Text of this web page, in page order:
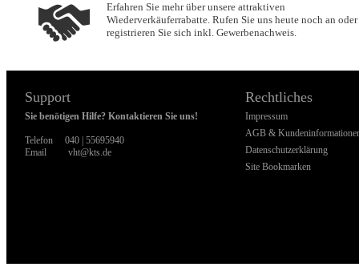
Erfahren Sie mehr über unsere attraktiven
Wiederverkäuferrabatte. Rufen Sie uns heute noch an oder
registrieren Sie sich inkl. Gewerbenachweis.
Support Rechtliches
Sie benötigen Hilfe? Kontaktieren Sie uns!
Telefon
040 | 55695940
Email
vht@kts.de
Impressum
AGB &
Datenschutzerklärung
Site Bookmarken